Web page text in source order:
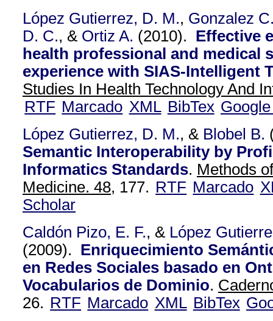
López Gutierrez, D. M., Gonzalez
D. C., & Ortiz A. (2010). Effective
health professional and medical
experience with SIAS-Intelligent
Studies In Health Technology And
RTF Marcado XML BibTex
López Gutierrez, D. M., & Blobel B.
Semantic Interoperability by
Informatics Standards. Methods
Medicine. 48, 177. RTF Marcado
Scholar
Caldón Pizo, E. F., & López
(2009). Enriquecimiento
en Redes Sociales basado en
Vocabularios de Dominio.
26. RTF Marcado XML BibTex